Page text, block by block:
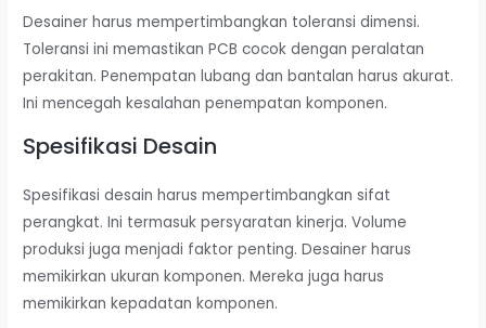
Desainer harus mempertimbangkan toleransi dimensi.
Toleransi ini memastikan PCB cocok dengan peralatan
perakitan. Penempatan lubang dan bantalan harus akurat.
Ini mencegah kesalahan penempatan komponen.
Spesifikasi Desain
Spesifikasi desain harus mempertimbangkan sifat
perangkat. Ini termasuk persyaratan kinerja. Volume
produksi juga menjadi faktor penting. Desainer harus
memikirkan ukuran komponen. Mereka juga harus
memikirkan kepadatan komponen.